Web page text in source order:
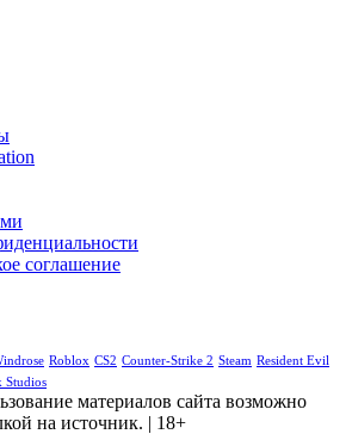
соглашение
Roblox CS2 Counter-Strike 2 Steam Resident Evil
Studios
материалов сайта возможно
на источник. | 18+